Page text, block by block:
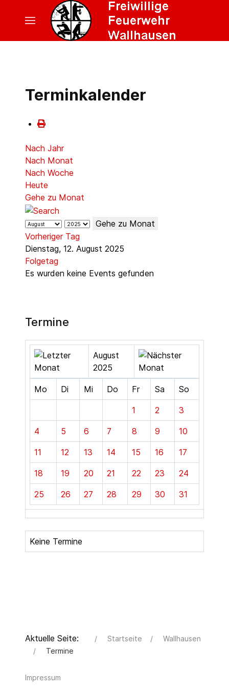
Terminkalender
Nach Jahr
Nach Monat
Nach Woche
Heute
Gehe zu Monat
Gehe zu Monat
Vorheriger Tag
Dienstag, 12. August 2025
Folgetag
Es wurden keine Events gefunden
Termine
August
2025
Mo Di Mi Do Fr Sa So
1 2 3
4 5 6 7 8 9 10
11 12 13 14 15 16 17
18 19 20 21 22 23 24
25 26 27 28 29 30 31
Keine Termine
Aktuelle Seite: Startseite
Wallhausen
Termine
Impressum